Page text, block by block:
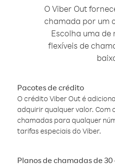
O Viber Out
chamada por um
Escolha uma de
flexíveis de
Pacotes de crédito
O crédito Viber Out é
adquirir qualquer valor. Com
chamadas para qualquer
tarifas especiais do Viber.
Planos de chamadas de